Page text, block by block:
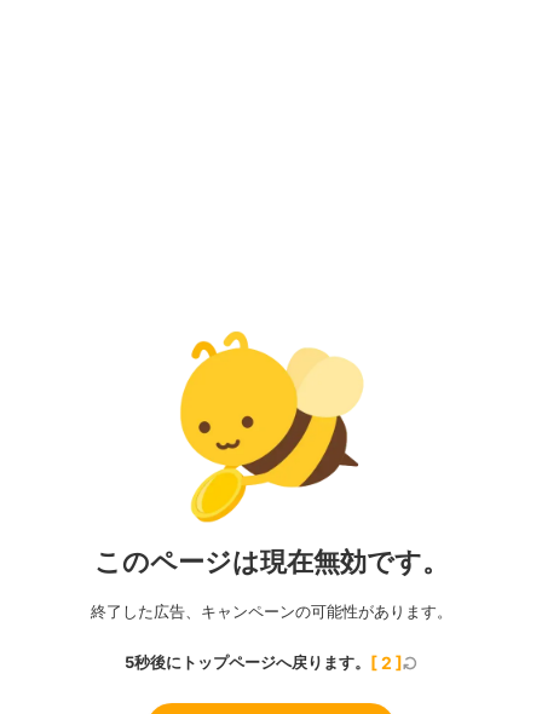
このページは現在無効です。
終了した広告、キャンペーンの可能性があります。
5秒後にトップページへ戻ります。 [2 ]